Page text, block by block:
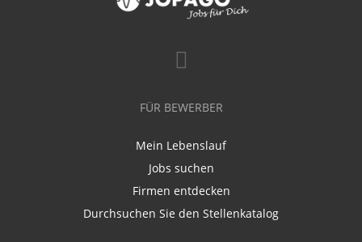
FÜR BEWERBER
Mein Lebenslauf
Jobs suchen
Firmen entdecken
Durchsuchen Sie den Stellenkatalog